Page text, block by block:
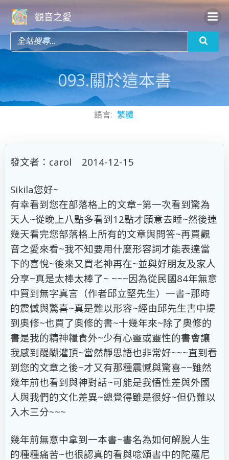
content
觀音之愛
093.關於這本書
語言: 繁體
發文者：carol 2014-12-15
Sikila您好~
有幸看到您在部落格上的文章~第一次看到驚為
天人~從晚上八點多看到12點才願意去睡~然後連
幾天看完您部落格上所有的文章與問答~再買觀
音之愛來看~我不知要用什麼形容詞才能表達當
下的喜悅~後來又買老神再在~並與好朋友及家人
分享~真是太棒太棒了~ ~~~因為從民國84年無意
中買到無字真言（作者邱立堅先生）一書~那時
的震憾與驚喜~真是難以形容~經由邱先生書中提
到奧修~也買了奧修的書~十幾年來~除了奧修的
書是我的精神糧食外~少有心靈或靈性的書會讓
我感到醍醐灌頂~當然靜思語也非常好~~~直到看
到您的文章之後~才又有那種震憾與驚喜~~雖然
幾年前也看到與神對話~可能是我悟性差與外國
人與我們的文化差異~總覺得雖是很好~但仍難以
入木三分~~~
幾年前無意中拿到一本書~書名為如何解脫人生
的種種痛苦~也很認真的看與唸頌書中的陀羅尼